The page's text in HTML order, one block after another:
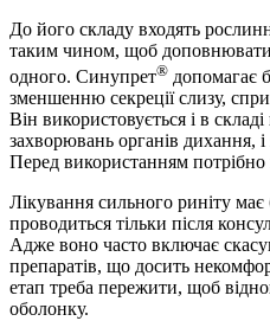
До його складу входять
таким чином, щоб
одного. Синупрет® допомагає
зменшенню секреції слизу,
Він використовується і в складі
захворювань органів дихання,
Перед використанням потрібно
Лікування сильного риніту
проводиться тільки після
Адже воно часто включає
препаратів, що досить
етап треба пережити, щоб
оболонку.